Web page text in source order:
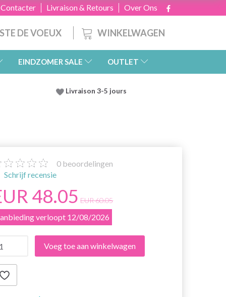
Over Ons
Livraison & Retours
WINKELWAGEN
DE VOEUX
EINDZOMER SALE OUTLET
Livraison 3-5 jours
0 beoordelingen
Schrijf recensie
48.05 EUR 60.05
verloopt 12/08/2026
Voeg toe aan winkelwagen